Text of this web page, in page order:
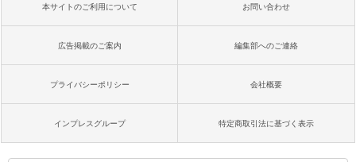
本サイトのご利用について お問い合わせ
広告掲載のご案内 編集部へのご連絡
プライバシーポリシー 会社概要
インプレスグループ 特定商取引法に基づく表示